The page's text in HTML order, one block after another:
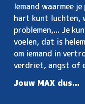
Iemand waarmee
hart kunt luchten,
problemen,... Je
voelen, dat is
om iemand in
verdriet, angst of
Jouw MAX dus...